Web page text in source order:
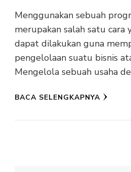
Menggunakan sebuah
merupakan salah satu cara
dapat dilakukan guna
pengelolaan suatu bisnis
Mengelola sebuah usaha
BACA SELENGKAPNYA